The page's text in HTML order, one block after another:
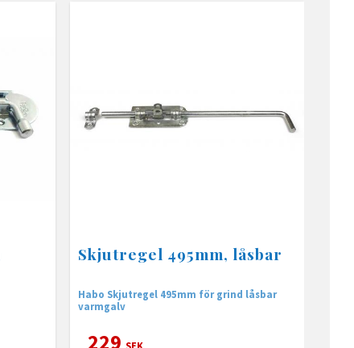
Skjutregel 495mm, låsbar
Habo Skjutregel 495mm för grind låsbar
varmgalv
229 SEK